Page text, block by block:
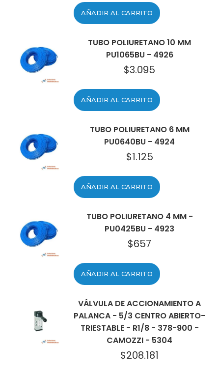
AÑADIR AL CARRITO
TUBO POLIURETANO 10 MM
PU1065BU - 4926
$3.095
AÑADIR AL CARRITO
TUBO POLIURETANO 6 MM
PU0640BU - 4924
$1.125
AÑADIR AL CARRITO
TUBO POLIURETANO 4 MM -
PU0425BU - 4923
$657
AÑADIR AL CARRITO
VÁLVULA DE ACCIONAMIENTO A
PALANCA - 5/3 CENTRO ABIERTO-
TRIESTABLE - R1/8 - 378-900 -
CAMOZZI - 5304
$208.181